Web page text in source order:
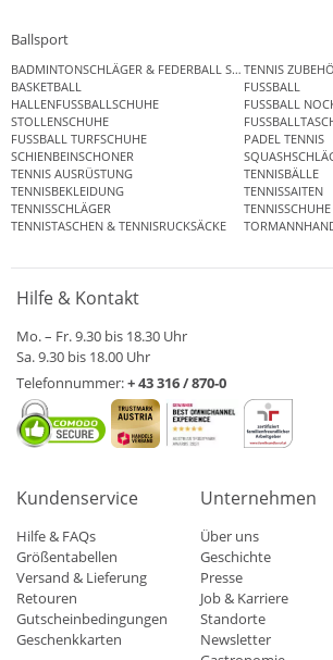
Ballsport
BADMINTONSCHLÄGER & FEDERBALL SETSTENNIS
BASKETBALL
FUSSBALL
HALLENFUSSBALLSCHUHE
FUSSBALL
STOLLENSCHUHE
FUSSBALL TURFSCHUHE
PADEL TENNIS
SCHIENBEINSCHONER
TENNIS AUSRÜSTUNG
TENNISBÄLLE
TENNISBEKLEIDUNG
TENNISSAITEN
TENNISSCHLÄGER
TENNISSCHUHE
TENNISTASCHEN & TENNISRUCKSÄCKE
Hilfe & Kontakt
Mo. – Fr. 9.30 bis 18.30 Uhr
Sa. 9.30 bis 18.00 Uhr
Telefonnummer:+ 43 316 / 870-0
Kundenservice
Hilfe & FAQs
Größentabellen
Versand & Lieferung
Retouren
Gutscheinbedingungen
Geschenkkarten
Unternehmen
Über uns
Geschichte
Presse
Job & Karriere
Standorte
Newsletter